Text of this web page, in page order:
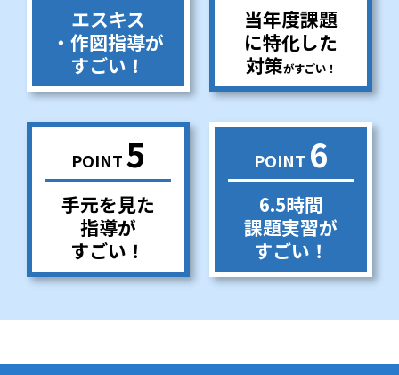
エスキス
・作図指導が
すごい！
当年度課題
に特化した
対策がすごい！
POINT5
手元を見た
指導が
すごい！
POINT 6
6.5時間
課題実習が
すごい！